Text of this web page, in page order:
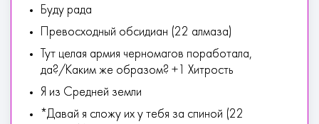
Буду рада
Превосходный обсидиан (22 алмаза)
Тут целая армия черномагов поработала,
да?/Каким же образом? +1 Хитрость
Я из Средней земли
*Давай я сложу их у тебя за спиной (22